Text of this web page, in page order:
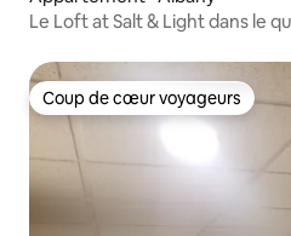
Le Loft at Salt & Light dans le
Coup de cœur voyageurs
Coup de cœur voyageurs